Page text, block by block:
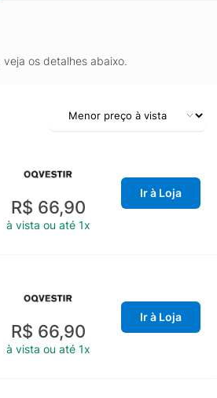
os detalhes abaixo.
R$ 66,90
à vista ou até 1x
Ir à Loja
R$ 66,90
à vista ou até 1x
Ir à Loja